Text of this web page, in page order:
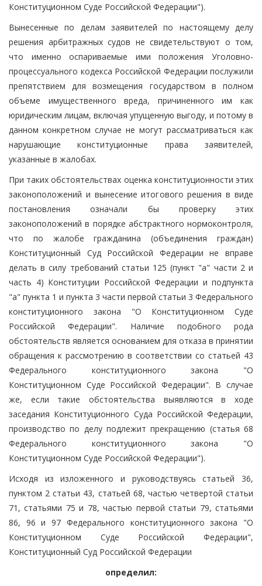
Конституционном Суде Российской Федерации").
Вынесенные по делам заявителей по настоящему делу
решения арбитражных судов не свидетельствуют о том,
что именно оспариваемые ими положения Уголовно-
процессуального кодекса Российской Федерации послужили
препятствием для возмещения государством в полном
объеме имущественного вреда, причиненного им как
юридическим лицам, включая упущенную выгоду, и потому в
данном конкретном случае не могут рассматриваться как
нарушающие конституционные права заявителей,
указанные в жалобах.
При таких обстоятельствах оценка конституционности этих
законоположений и вынесение итогового решения в виде
постановления означали бы проверку этих
законоположений в порядке абстрактного нормоконтроля,
что по жалобе гражданина (объединения граждан)
Конституционный Суд Российской Федерации не вправе
делать в силу требований статьи 125 (пункт "а" части 2 и
часть 4) Конституции Российской Федерации и подпункта
"а" пункта 1 и пункта 3 части первой статьи 3 Федерального
конституционного закона "О Конституционном Суде
Российской Федерации". Наличие подобного рода
обстоятельств является основанием для отказа в принятии
обращения к рассмотрению в соответствии со статьей 43
Федерального конституционного закона "О
Конституционном Суде Российской Федерации". В случае
же, если такие обстоятельства выявляются в ходе
заседания Конституционного Суда Российской Федерации,
производство по делу подлежит прекращению (статья 68
Федерального конституционного закона "О
Конституционном Суде Российской Федерации").
Исходя из изложенного и руководствуясь статьей 36,
пунктом 2 статьи 43, статьей 68, частью четвертой статьи
71, статьями 75 и 78, частью первой статьи 79, статьями
86, 96 и 97 Федерального конституционного закона "О
Конституционном Суде Российской Федерации",
Конституционный Суд Российской Федерации
определил: